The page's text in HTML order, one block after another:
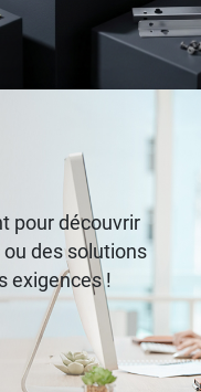
pour découvrir
des solutions
exigences !